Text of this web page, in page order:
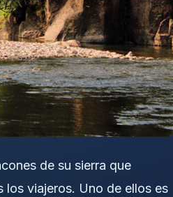
de su sierra que
los viajeros. Uno de ellos es